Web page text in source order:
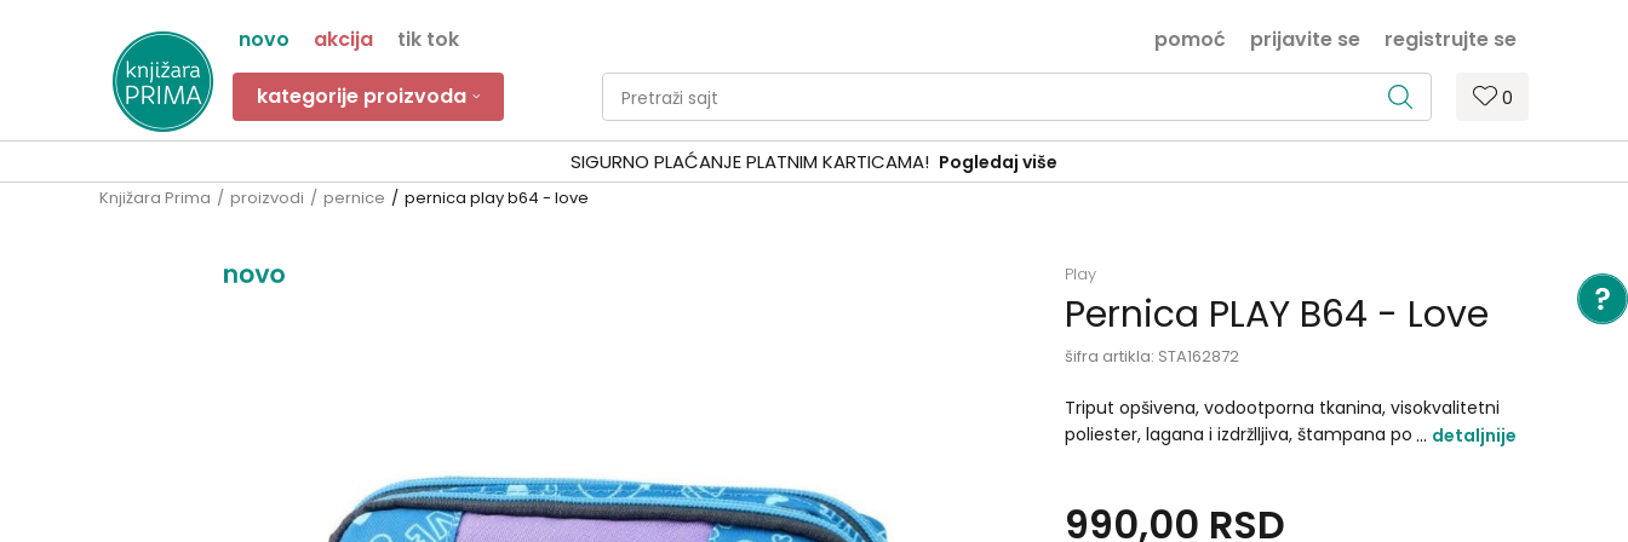
novo akcija tik tok prijavite se registrujte se
pomoć
kategorije proizvoda 0
Pretraži sajt
SIGURNO PLAĆANJE PLATNIM KARTICAMA! Pogledaj više
Knjižara Prima proizvodi pernice pernica play b64 - love
Play
Pernica PLAY B64 - Love
šifra artikla: STA162872
Triput opšivena, vodootporna tkanina, visokvalitetni
poliester, lagana i izdržlljiva, štampana postava.
Aplikacija: Sublimacija i gumena značka.
detaljnije
990,00 RSD